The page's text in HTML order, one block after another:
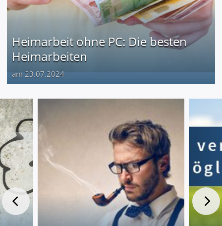
Heimarbeit ohne PC: Die besten
Heimarbeiten
am 23.07.2024